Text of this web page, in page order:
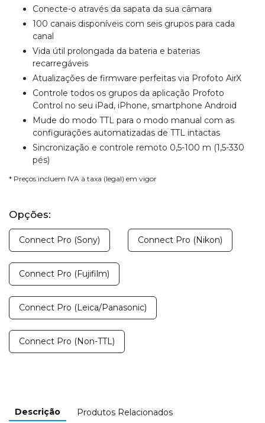
Conecte-o através da sapata da sua câmara
100 canais disponíveis com seis grupos para cada
canal
Vida útil prolongada da bateria e baterias
recarregáveis
Atualizações de firmware perfeitas via Profoto AirX
Controle todos os grupos da aplicação Profoto
Control no seu iPad, iPhone, smartphone Android
Mude do modo TTL para o modo manual com as
configurações automatizadas de TTL intactas
Sincronização e controle remoto 0,5-100 m (1,5-330
pés)
* Preços incluem IVA à taxa (legal) em vigor
Opções:
Connect Pro (Sony) Connect Pro (Nikon)
Connect Pro (Fujifilm)
Connect Pro (Leica/Panasonic)
Connect Pro (Non-TTL)
Descrição Produtos Relacionados